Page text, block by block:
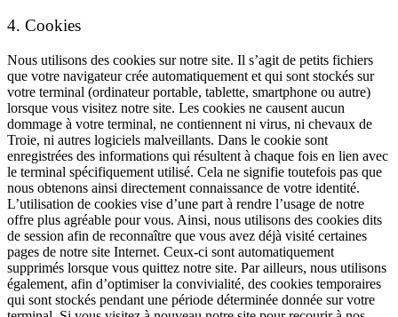
4. Cookies
Nous utilisons des cookies sur notre site. Il s’agit de petits fichiers
que votre navigateur crée automatiquement et qui sont stockés sur
votre terminal (ordinateur portable, tablette, smartphone ou autre)
lorsque vous visitez notre site. Les cookies ne causent aucun
dommage à votre terminal, ne contiennent ni virus, ni chevaux de
Troie, ni autres logiciels malveillants. Dans le cookie sont
enregistrées des informations qui résultent à chaque fois en lien avec
le terminal spécifiquement utilisé. Cela ne signifie toutefois pas que
nous obtenons ainsi directement connaissance de votre identité.
L’utilisation de cookies vise d’une part à rendre l’usage de notre
offre plus agréable pour vous. Ainsi, nous utilisons des cookies dits
de session afin de reconnaître que vous avez déjà visité certaines
pages de notre site Internet. Ceux-ci sont automatiquement
supprimés lorsque vous quittez notre site. Par ailleurs, nous utilisons
également, afin d’optimiser la convivialité, des cookies temporaires
qui sont stockés pendant une période déterminée donnée sur votre